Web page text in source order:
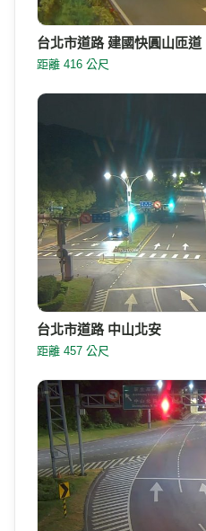
台北市道路 建國快圓山匝道
距離 416 公尺
台北市道路 中山北安
距離 457 公尺